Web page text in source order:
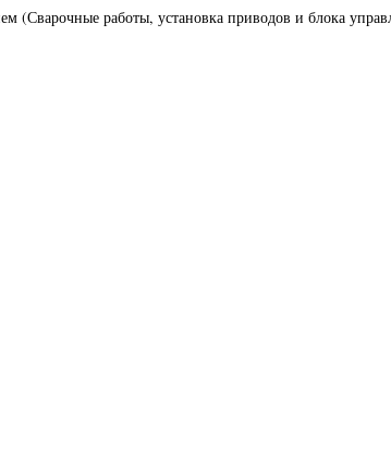
работы, установка приводов и блока